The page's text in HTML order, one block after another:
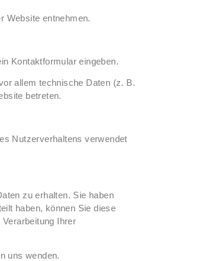
Website entnehmen.
Kontaktformular eingeben.
allem technische Daten (z. B.
betreten.
Nutzerverhaltens verwendet
zu erhalten. Sie haben
haben, können Sie diese
Ihrer
uns wenden.